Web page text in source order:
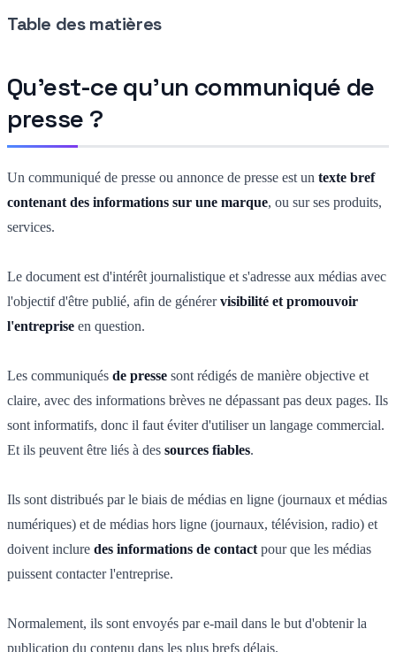
Table des matières
Qu'est-ce qu'un communiqué de
presse ?
Un communiqué de presse ou annonce de presse est un texte bref
contenant des informations sur une marque, ou sur ses produits,
services.
Le document est d'intérêt journalistique et s'adresse aux médias avec
l'objectif d'être publié, afin de générervisibilité et promouvoir
l'entreprise en question.
Les communiqués de presse sont rédigés de manière objective et
claire, avec des informations brèves ne dépassant pas deux pages. Ils
sont informatifs, donc il faut éviter d'utiliser un langage commercial.
Et ils peuvent être liés à des sources fiables.
Ils sont distribués par le biais de médias en ligne (journaux et médias
numériques) et de médias hors ligne (journaux, télévision, radio) et
doivent inclure des informations de contact pour que les médias
puissent contacter l'entreprise.
Normalement, ils sont envoyés par e-mail dans le but d'obtenir la
publication du contenu dans les plus brefs délais.